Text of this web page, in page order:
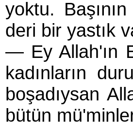
yoktu.
deri bir yastık
— Ey Allah'ın
kadınların
boşadıysan
bütün